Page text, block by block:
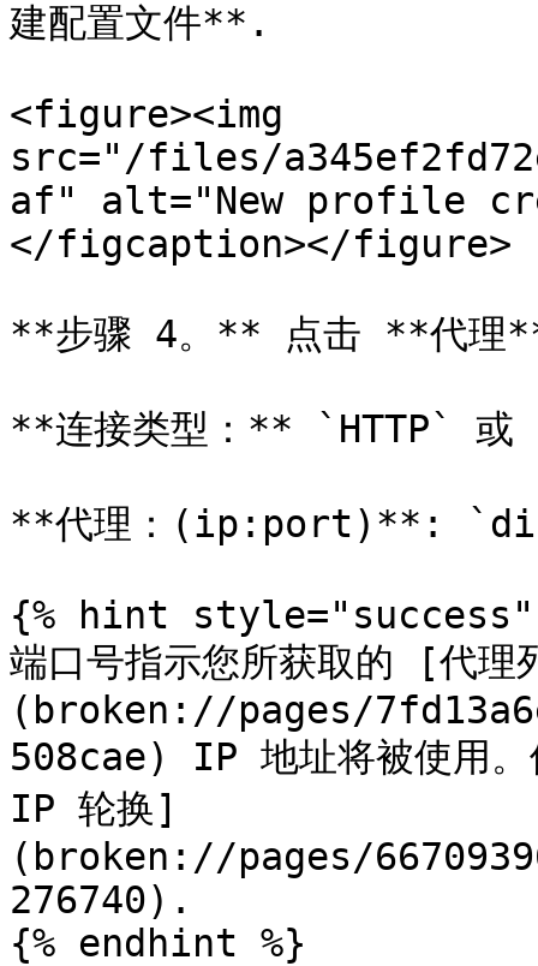
建配置文件**.
<figure><img
src="/files/
af" alt="New profile
</figcaption></figure>
**步骤 4。** 点击 **代理**
**连接类型：** `HTTP` 或
**代理：(ip:port)**:
{% hint style="success"
端口号指示您所获取的 [代理
(broken://pages/
508cae) IP 地址将被使用
IP 轮换]
(broken://pages/
276740).
{% endhint %}